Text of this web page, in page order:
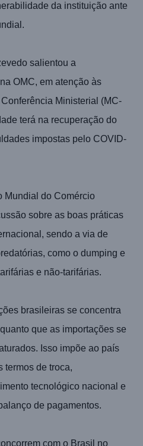
da instituição ante
salientou a
OMC, em atenção às
Ministerial (MC-
terá na recuperação do
impostas pelo COVID-
Mundial do Comércio
sobre as boas práticas
sendo a via de
como o dumping e
e não-tarifárias.
brasileiras se concentra
que as importações se
Isso impõe ao país
termos de troca,
tecnológico nacional e
de pagamentos.
com o Brasil no